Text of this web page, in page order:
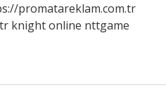
promatareklam.com.tr
knight online nttgame